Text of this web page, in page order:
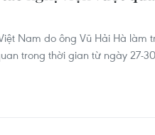
Nam do ông Vũ Hải Hà làm
trong thời gian từ ngày 27-